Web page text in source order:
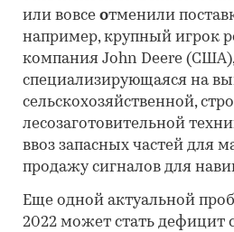
или вовсе отменили
например, крупный игрок
компания John Deere (США),
специализирующаяся на
сельскохозяйственной,
лесозаготовительной
ввоз запасных частей для
продажу сигналов для
Еще одной актуальной
2022 может стать дефицит